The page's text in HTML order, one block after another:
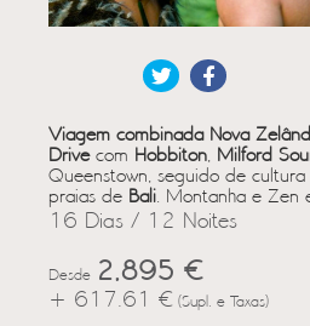
Viagem combinada Nova
Drivecom Hobbiton, Milford
Queenstown, seguido de
praias de Bali. Montanha e Zen
16 Dias / 12 Noites
Desde 2,895 €
+ 617.61 € (Supl. e Taxas)